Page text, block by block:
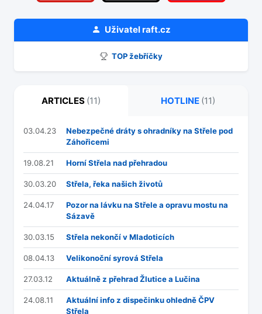
Uživatelraft.cz
TOP žebříčky
ARTICLES (11) HOTLINE (11)
03.04.23
Nebezpečné dráty s ohradníky na Střele pod
Záhořicemi
19.08.21 Horní Střela nad přehradou
30.03.20 Střela, řeka našich životů
24.04.17
Pozor na lávku na Střele a opravu mostu na
Sázavě
30.03.15 Střela nekončí v Mladoticích
08.04.13 Velikonoční syrová Střela
27.03.12 Aktuálně z přehrad Žlutice a Lučina
24.08.11
Aktuální info z dispečinku ohledně ČPV
Střela